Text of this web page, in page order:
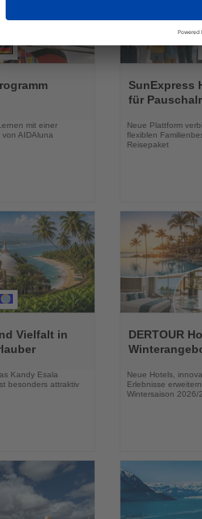
mit einer
AIDAluna
Sie
die
SunExpress
für
Neue Plattform
flexiblen
Reisepaket
Vielfalt in
Kandy Esala
besonders attraktiv
Sie
die
Nachrichten
DERTOUR
Neue Hotels,
Erlebnisse
Wintersaison 2026/